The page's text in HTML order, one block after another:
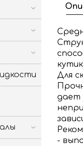
Для
дает
-